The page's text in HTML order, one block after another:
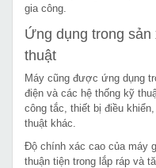
gia công.
Ứng dụng trong
thuật
Máy cũng được ứng dụng
điện và các hệ thống kỹ
công tắc, thiết bị điều
thuật khác.
Độ chính xác cao của máy
thuận tiện trong lắp ráp và